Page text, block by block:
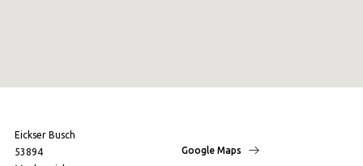
Eickser Busch
53894
Google Maps